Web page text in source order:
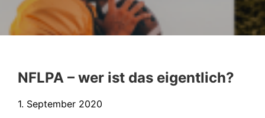
NFLPA – wer ist das eigentlich?
1. September 2020